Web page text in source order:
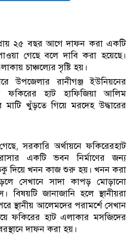
প্রায় ২৫ বছর আগে দাফন করা এক‌টি
গেছে বলে দাবি করা হয়েছে।
চাঞ্চল্যের সৃ‌ষ্টি হ‌য়।
উপজেলার রানীগঞ্জ ইউনিয়নের
ফকিরের হাট হাফিজিয়া আলিম
মাটি খুঁড়তে গিয়ে মরদেহ উদ্ধারের
সরকারি অর্থায়নে ফকিরেরহাট
এক‌টি ভবন নির্মাণের জন্য
দিয়ে খনন কাজ শুরু হয়। খনন করা
সেখানে সাদা কাপড় মোড়ানো
বিষয়‌টি জানাজা‌নি হ‌লে স্থানীয়রা
স্থানীয় আলেমদের পরামর্শে সেখান
ফকিরের হাট এলাকার মসজিদের
দাফন করা হয়।